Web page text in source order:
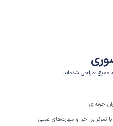
عمیق طراحی شده‌اند.
حرفه‌ای
تمرکز بر اجرا و مهارت‌های عملی